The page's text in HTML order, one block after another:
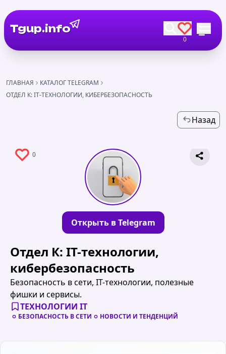
Tgup.info
0
ГЛАВНАЯ
КАТАЛОГ TELEGRAM
ОТДЕЛ К: IT-ТЕХНОЛОГИИ, КИБЕРБЕЗОПАСНОСТЬ
Назад
0
Открыть в Telegram
Отдел К: IT-технологии,
кибербезопасность
Безопасность в сети, IT-технологии, полезные
фишки и сервисы.
ТЕХНОЛОГИИ IT
БЕЗОПАСНОСТЬ В СЕТИ НОВОСТИ И ТЕНДЕНЦИЙ